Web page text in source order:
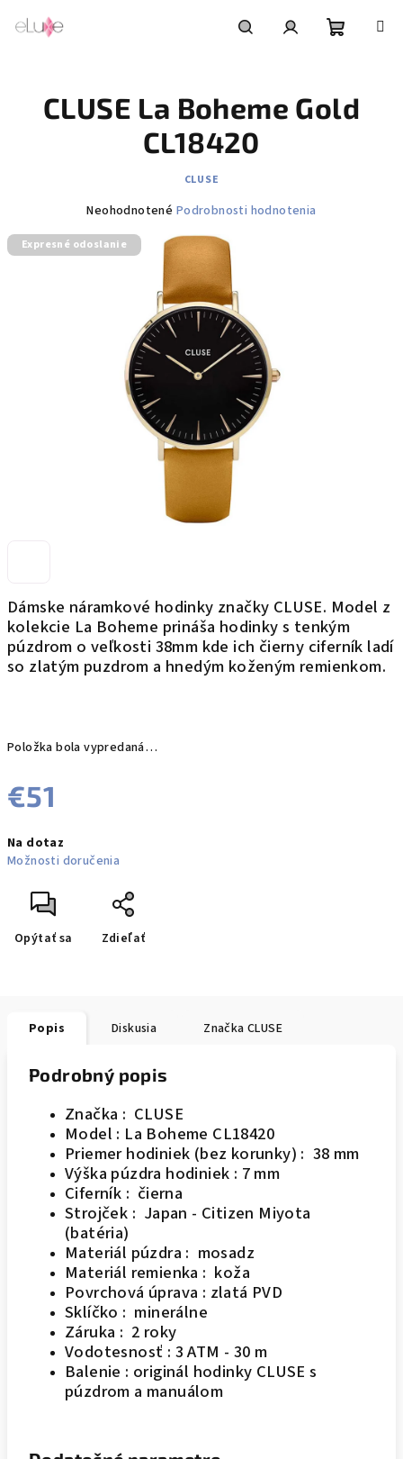
košík
Dámske náramkové hodinky značky CLUSE. Model z
kolekcie La Boheme prináša hodinky s tenkým
púzdrom o veľkosti 38mm kde ich čierny ciferník ladí
so zlatým puzdrom a hnedým koženým remienkom.
Položka bola vypredaná…
€51
cena:
Na dotaz
Možnosti doručenia
Opýtať sa Zdieľať
CLUSE La Boheme Gold
CL18420
CLUSE
Priemerné
produktu
hviezdičiek.
Neohodnotené Podrobnosti hodnotenia
Expresné odoslanie
Popis Diskusia Značka CLUSE
Podrobný popis
Značka : CLUSE
Model : La Boheme CL18420
Priemer hodiniek (bez korunky) : 38 mm
Výška púzdra hodiniek : 7 mm
Ciferník : čierna
Strojček : Japan - Citizen Miyota
(batéria)
Materiál púzdra : mosadz
Materiál remienka : koža
Povrchová úprava : zlatá PVD
Sklíčko : minerálne
Záruka : 2 roky
Vodotesnosť : 3 ATM - 30 m
Balenie : originál hodinky CLUSE s
púzdrom a manuálom